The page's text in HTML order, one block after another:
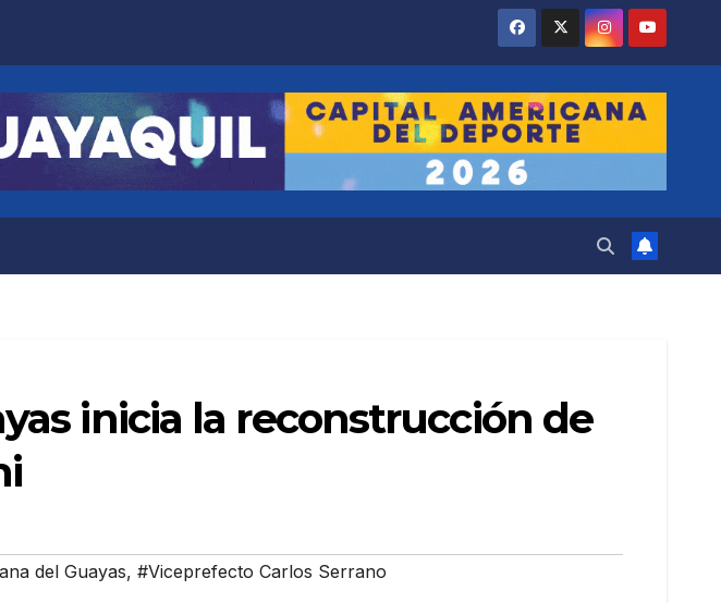
inicia la reconstrucción de
del Guayas, #Viceprefecto Carlos Serrano